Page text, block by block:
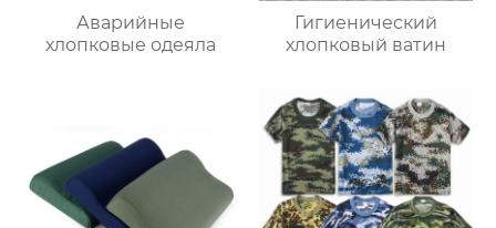
Аварийные
хлопковые одеяла
Гигиенический
хлопковый ватин